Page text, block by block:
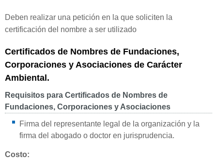
Deben realizar una petición en la que soliciten la
certificación del nombre a ser utilizado
Certificados de Nombres de Fundaciones,
Corporaciones y Asociaciones de Carácter
Ambiental.
Requisitos para Certificados de Nombres de
Fundaciones, Corporaciones y Asociaciones
Firma del representante legal de la organización y la
firma del abogado o doctor en jurisprudencia.
Costo: